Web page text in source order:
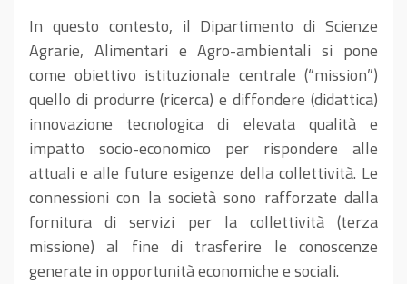
In questo contesto, il Dipartimento di Scienze
Agrarie, Alimentari e Agro-ambientali si pone
come obiettivo istituzionale centrale (“mission”)
quello di produrre (ricerca) e diffondere (didattica)
innovazione tecnologica di elevata qualità e
impatto socio-economico per rispondere alle
attuali e alle future esigenze della collettività. Le
connessioni con la società sono rafforzate dalla
fornitura di servizi per la collettività (terza
missione) al fine di trasferire le conoscenze
generate in opportunità economiche e sociali.